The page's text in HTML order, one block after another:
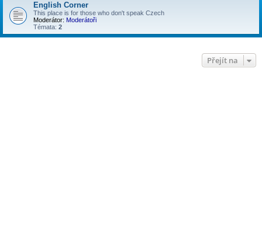
English Corner
This place is for those who don't speak Czech
Moderátor: Moderátoři
Témata: 2
Přejít na